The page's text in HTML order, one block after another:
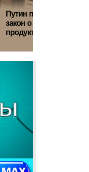
Путин подписал
закон о ценах на
продукты